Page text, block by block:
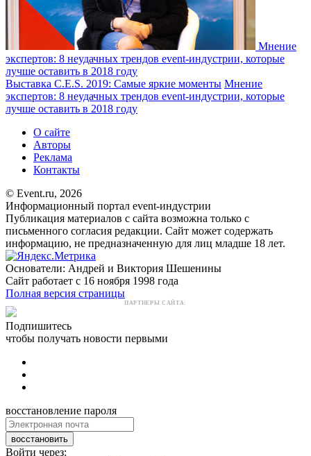
Мнение
экспертов: 8 неудачных трендов event-индустрии, которые
лучше оставить в 2018 году
Выставка C.E.S. 2019: Самые яркие моменты Мнение
экспертов: 8 неудачных трендов event-индустрии, которые
лучше оставить в 2018 году
О сайте
Авторы
Реклама
Контакты
© Event.ru, 2026
Информационный портал event-индустрии
Публикация материалов с сайта возможна только с
письменного согласия редакции. Сайт может содержать
информацию, не предназначенную для лиц младше 18 лет.
Основатели: Андрей и Виктория Шешенины
Сайт работает с 16 ноября 1998 года
Полная версия страницы
ПАРТНЕРЫ САЙТА:
Подпишитесь
чтобы получать новости первыми
восстановление пароля
восстановить
Войти через: